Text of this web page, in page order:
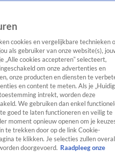
TV Algemeen
Tip
RealityCrimeVideo's
cookies en vergelijkbare technieken
als gebruiker van onze website(s),
„Alle cookies accepteren” selecteert,
om onze advertenties en
onze producten en diensten te
en content te meten. Als je
intrekt, worden deze
We gebruiken dan enkel
goed te laten functioneren en veilig te
moment opnieuw openen om je
te trekken door op de link Cookie-
te klikken. Je selecties zullen overal
doorgevoerd. Raadpleeg onze